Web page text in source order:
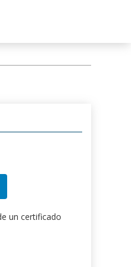
un certificado